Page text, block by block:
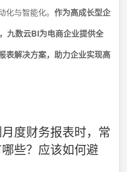
与智能化。 作为高成长型企
九数云BI为电商企业提供全
表解决方案，助力企业实现高
度财务报表时，常
些？应该如何避